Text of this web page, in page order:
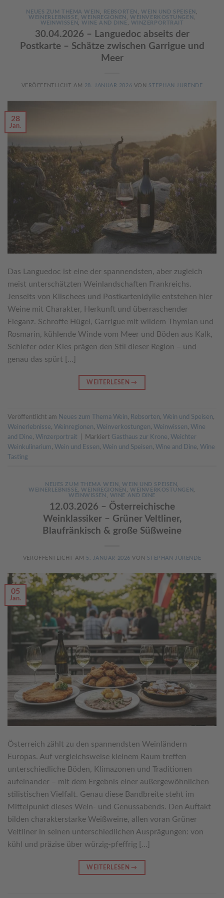
NEUES ZUM THEMA WEIN , REBSORTEN , WEIN UND SPEISEN ,
WEINERLEBNISSE,WEINREGIONEN ,WEINVERKOSTUNGEN ,
WEINWISSEN ,WINE AND DINE, WINZERPORTRAIT
30.04.2026 – Languedoc abseits der
Postkarte – Schätze zwischen Garrigue und
Meer
VERÖFFENTLICHT AM 28. JANUAR 2026 VON STEPHAN JURENDE
28
Jan.
Das Languedoc ist eine der spannendsten, aber zugleich
meist unterschätzten Weinlandschaften Frankreichs.
Jenseits von Klischees und Postkartenidylle entstehen hier
Weine mit Charakter, Herkunft und überraschender
Eleganz. Schroffe Hügel, Garrigue mit wildem Thymian und
Rosmarin, kühlende Winde vom Meer und Böden aus Kalk,
Schiefer oder Kies prägen den Stil dieser Region – und
genau das spürt […]
WEITERLESEN →
Veröffentlicht am Neues zum Thema Wein, Rebsorten, Wein und Speisen,
Weinerlebnisse, Weinregionen, Weinverkostungen, Weinwissen, Wine
and Dine, Winzerportrait Markiert Gasthaus zur Krone, Weichter
Weinkulinarium, Wein und Essen, Wein und Speisen, Wine and Dine, Wine
Tasting
NEUES ZUM THEMA WEIN ,WEIN UND SPEISEN
WEINERLEBNISSE ,WEINREGIONEN ,WEINVERKOSTUNGEN
WEINWISSEN
WINE AND DINE
12.03.2026 – Österreichische
Weinklassiker – Grüner Veltliner,
Blaufränkisch & große Süßweine
VERÖFFENTLICHT AM 5. JANUAR 2026 VON STEPHAN JURENDE
05
Jan.
Österreich zählt zu den spannendsten Weinländern
Europas. Auf vergleichsweise kleinem Raum treffen
unterschiedliche Böden, Klimazonen und Traditionen
aufeinander – mit dem Ergebnis einer außergewöhnlichen
stilistischen Vielfalt. Genau diese Bandbreite steht im
Mittelpunkt dieses Wein- und Genussabends. Den Auftakt
bilden charakterstarke Weißweine, allen voran Grüner
Veltliner in seinen unterschiedlichen Ausprägungen: von
kühl und präzise über würzig-pfeffrig […]
WEITERLESEN →